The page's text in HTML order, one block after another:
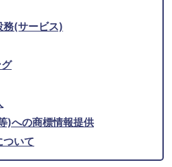
務(サービス)
)への商標情報提供
ついて